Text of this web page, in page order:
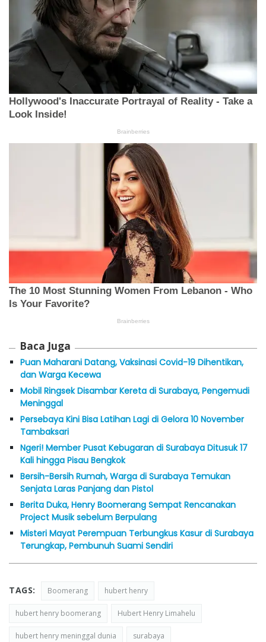
Baca Juga
Puan Maharani Datang, Vaksinasi Covid-19 Dihentikan,
dan Warga Kecewa
Mobil Ringsek Disambar Kereta di Surabaya, Pengemudi
Meninggal
Persebaya Kini Bisa Latihan Lagi di Gelora 10 November
Tambaksari
Ngeri! Member Pusat Kebugaran di Surabaya Ditusuk 17
Kali hingga Pisau Bengkok
Bersih-Bersih Rumah, Warga di Surabaya Temukan
Senjata Laras Panjang dan Pistol
Berita Duka, Henry Boomerang Sempat Rencanakan
Project Musik sebelum Berpulang
Misteri Mayat Perempuan Terbungkus Kasur di Surabaya
Terungkap, Pembunuh Suami Sendiri
TAGS: Boomerang hubert henry
hubert henry boomerang Hubert Henry Limahelu
hubert henry meninggal dunia surabaya